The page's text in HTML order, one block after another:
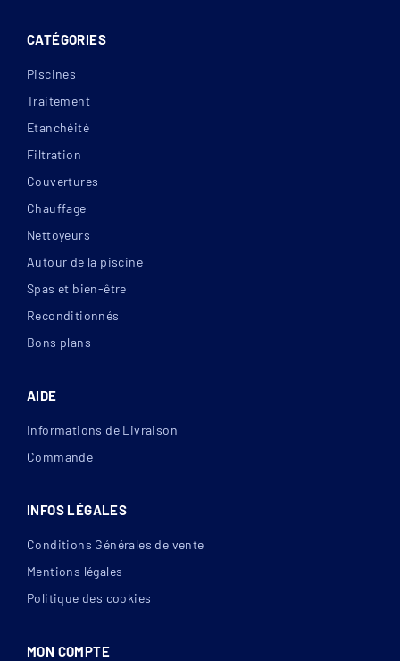
CATÉGORIES
Piscines
Traitement
Etanchéité
Filtration
Couvertures
Chauffage
Nettoyeurs
Autour de la piscine
Spas et bien-être
Reconditionnés
Bons plans
AIDE
Informations de Livraison
Commande
INFOS LÉGALES
Conditions Générales de vente
Mentions légales
Politique des cookies
MON COMPTE